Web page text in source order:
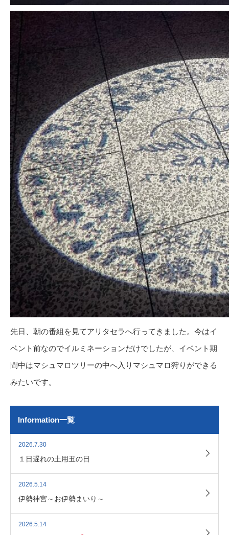
先日、朝の番組を見てアリタセラへ行ってきました。今はイ
ベント前なのでイルミネーションだけでしたが、イベント期
間中はマシュマロツリーの中へ入りマシュマロ狩りができる
みたいです。
Information一覧
2026.7.30
１日遅れの土用丑の日
2026.5.14
伊勢神宮～お伊勢まいり～
2026.5.14